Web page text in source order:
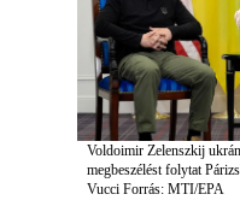
Voldoimir Zelenszkij
megbeszélést folytat
Vucci Forrás: MTI/EPA